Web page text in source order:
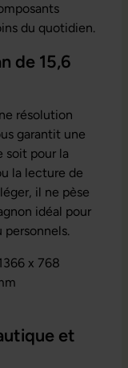
du quotidien.
de 15,6
résolution
garantit une
soit pour la
la lecture de
il ne pèse
idéal pour
personnels.
x 768
et